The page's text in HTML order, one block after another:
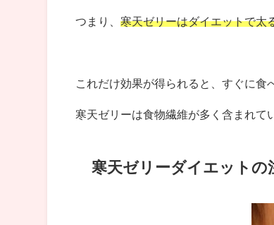
つまり、寒天ゼリーはダイエットで太
これだけ効果が得られると、すぐに食
寒天ゼリーは食物繊維が多く含まれて
寒天ゼリーダイエットの